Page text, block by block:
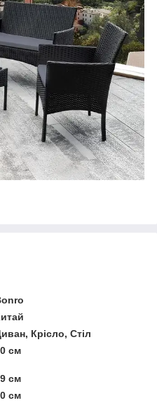
Крісло, Стіл
см
см
см